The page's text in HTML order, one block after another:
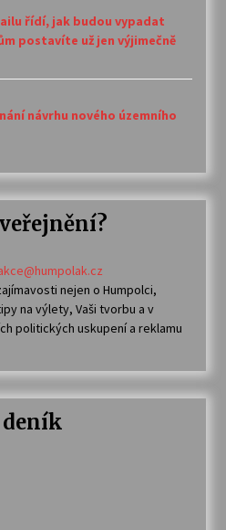
řídí, jak budou vypadat
postavíte už jen výjimečně
návrhu nového územního
nejen o Humpolci,
na výlety, Vaši tvorbu a v
politických uskupení a reklamu